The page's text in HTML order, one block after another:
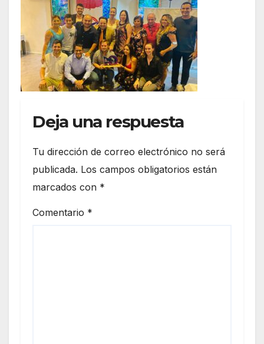
Deja una respuesta
Tu dirección de correo electrónico no será
publicada. Los campos obligatorios están
marcados con *
Comentario *